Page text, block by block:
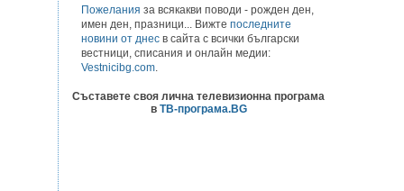
Пожелания за всякакви поводи - рожден ден,
имен ден, празници... Вижте последните
новини от днес в сайта с всички български
вестници, списания и онлайн медии:
Vestnicibg.com.
Съставете своя лична телевизионна програма
в ТВ-програма.BG